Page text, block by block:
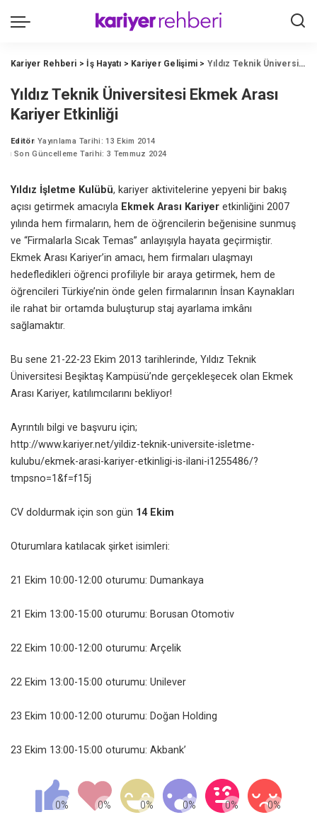
Kariyer Rehberi > İş Hayatı > Kariyer Gelişimi > Yıldız Teknik Üniversitesi Ekmek Arası Kariyer Etkinliği
Yıldız Teknik Üniversitesi Ekmek Arası
Kariyer Etkinliği
Posted
by
Editör Yayınlama Tarihi: 13 Ekim 2014
Son Güncelleme Tarihi: 3 Temmuz 2024
Yıldız İşletme Kulübü, kariyer aktivitelerine yepyeni bir bakış
açısı getirmek amacıyla Ekmek Arası Kariyer etkinliğini 2007
yılında hem firmaların, hem de öğrencilerin beğenisine sunmuş
ve “Firmalarla Sıcak Temas” anlayışıyla hayata geçirmiştir.
Ekmek Arası Kariyer’in amacı, hem firmaları ulaşmayı
hedefledikleri öğrenci profiliyle bir araya getirmek, hem de
öğrencileri Türkiye’nin önde gelen firmalarının İnsan Kaynakları
ile rahat bir ortamda buluşturup staj ayarlama imkânı
sağlamaktır.
Bu sene 21-22-23 Ekim 2013 tarihlerinde, Yıldız Teknik
Üniversitesi Beşiktaş Kampüsü’nde gerçekleşecek olan Ekmek
Arası Kariyer, katılımcılarını bekliyor!
Ayrıntılı bilgi ve başvuru için;
http://www.kariyer.net/yildiz-teknik-universite-isletme-
kulubu/ekmek-arasi-kariyer-etkinligi-is-ilani-i1255486/?
tmpsno=1&f=f15j
CV doldurmak için son gün 14 Ekim
Oturumlara katılacak şirket isimleri:
21 Ekim 10:00-12:00 oturumu: Dumankaya
21 Ekim 13:00-15:00 oturumu: Borusan Otomotiv
22 Ekim 10:00-12:00 oturumu: Arçelik
22 Ekim 13:00-15:00 oturumu: Unilever
23 Ekim 10:00-12:00 oturumu: Doğan Holding
23 Ekim 13:00-15:00 oturumu: Akbank’